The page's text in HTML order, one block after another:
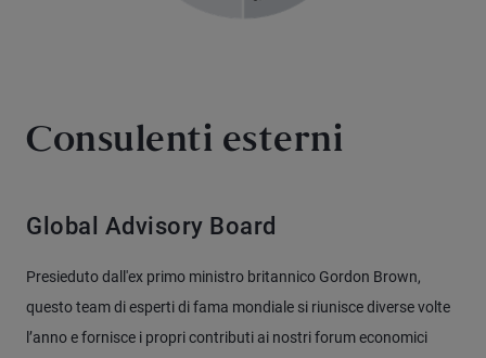
Consulenti esterni
Global Advisory Board
Presieduto dall'ex primo ministro britannico Gordon Brown,
questo team di esperti di fama mondiale si riunisce diverse volte
l’anno e fornisce i propri contributi ai nostri forum economici